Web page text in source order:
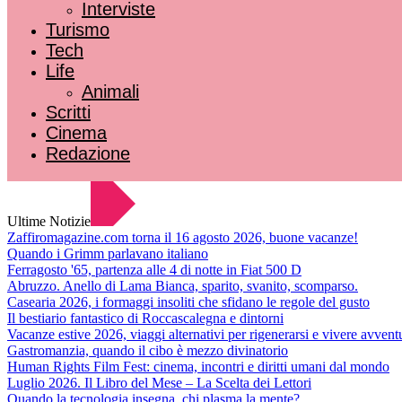
Interviste
Turismo
Tech
Life
Animali
Scritti
Cinema
Redazione
Ultime Notizie
Zaffiromagazine.com torna il 16 agosto 2026, buone vacanze!
Quando i Grimm parlavano italiano
Ferragosto '65, partenza alle 4 di notte in Fiat 500 D
Abruzzo. Anello di Lama Bianca, sparito, svanito, scomparso.
Casearia 2026, i formaggi insoliti che sfidano le regole del gusto
Il bestiario fantastico di Roccascalegna e dintorni
Vacanze estive 2026, viaggi alternativi per rigenerarsi e vivere
Gastromanzia, quando il cibo è mezzo divinatorio
Human Rights Film Fest: cinema, incontri e diritti umani dal mondo
Luglio 2026. Il Libro del Mese – La Scelta dei Lettori
Quando la tecnologia insegna, chi plasma la mente?